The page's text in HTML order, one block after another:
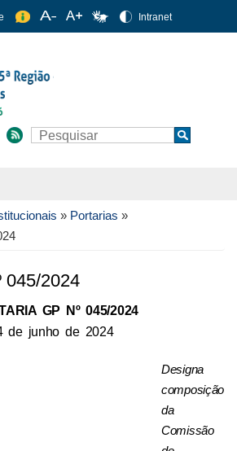
Intranet
Search
» Portarias »
045/2024
GP Nº 045/2024
de junho de 2024
Designa
composição
da
Comissão